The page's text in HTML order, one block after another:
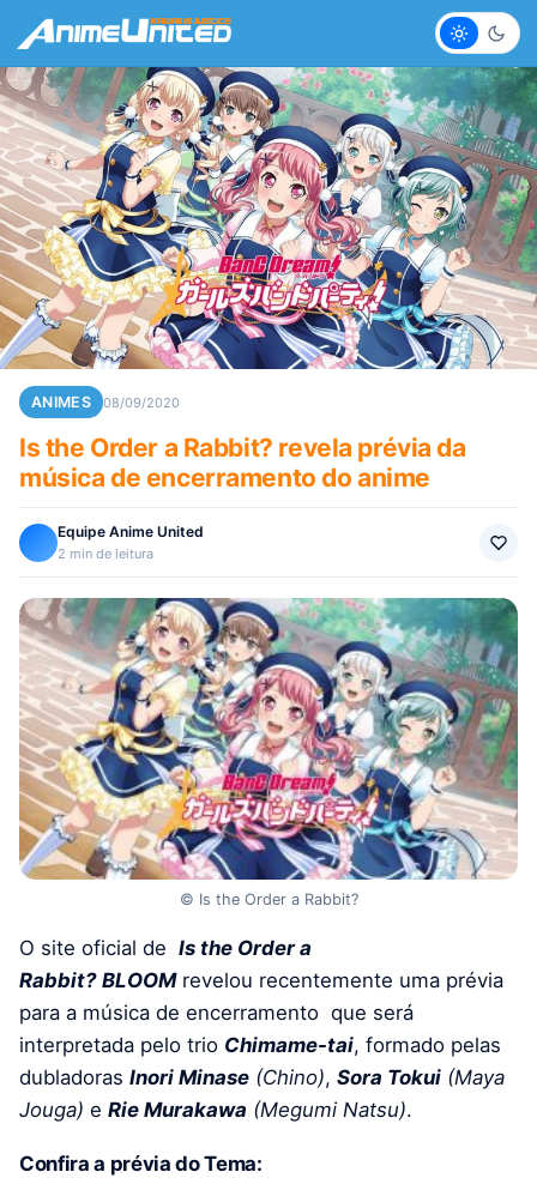
Claro
ANIMES 08/09/2020
Is the Order a Rabbit? revela prévia da
música de encerramento do anime
Equipe Anime United
2 min de leitura
© Is the Order a Rabbit?
O site oficial de Is the Order a
Rabbit? BLOOMrevelou recentemente uma prévia
para a música de encerramento que será
interpretada pelo trio Chimame-tai, formado pelas
dubladoras Inori Minase (Chino), Sora Tokui (Maya
Jouga) e Rie Murakawa (Megumi Natsu).
Confira a prévia do Tema: